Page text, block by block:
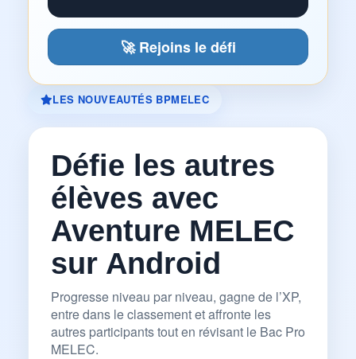
🚀 Rejoins le défi
LES NOUVEAUTÉS BPMELEC
Défie les autres
élèves avec
Aventure MELEC
sur Android
Progresse niveau par niveau, gagne de l’XP,
entre dans le classement et affronte les
autres participants tout en révisant le Bac Pro
MELEC.